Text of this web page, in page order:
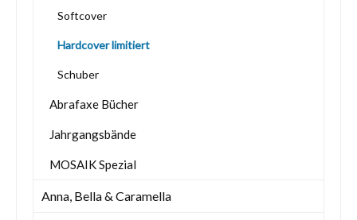
Softcover
Hardcover limitiert
Schuber
Abrafaxe Bücher
Jahrgangsbände
MOSAIK Spezial
Anna, Bella & Caramella